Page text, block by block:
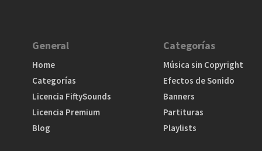
General
Home
Categorías
Licencia FiftySounds
Licencia Premium
Blog
Categorías
Música sin Copyright
Efectos de Sonido
Banners
Partituras
Playlists